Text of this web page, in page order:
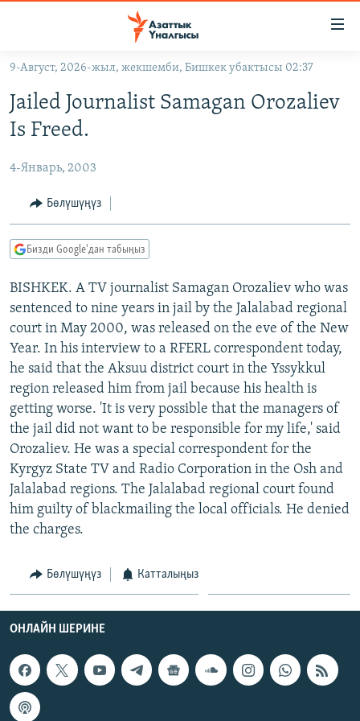
Навигацияга
өтүңүз
Издөөгө
салыңыз
КЫРГЫЗСТАН
САЯСАТ
ЭКОНОМИКА
ДҮЙНӨ
БОРБОР АЗИЯ
УКРАИНА
АТАЙЫН ИЛИКТӨӨ
БҮГҮН АЗАТТЫКТА
ЭКСПЕРТТЕР ТАЛДАЙТ
ДАНИСТЕ
ЭЖЕ-СИҢДИЛЕР
АЗАТТЫК+
ЫҢГАЙСЫЗ СУРООЛОР
ПОДКАСТ
ӨЗГӨЧӨ ПИКИР
Русский
ОНЛАЙН ШЕРИНЕ
ЭЕ/АРнун бардык сайттары
9-Август, 2026-жыл, жекшемби, Бишкек убактысы 02:37
Jailed Journalist Samagan Orozaliev
Is Freed.
4-Январь, 2003
Бөлүшүңүз
Бизди Google'дан табыңыз
BISHKEK. A TV journalist Samagan Orozaliev who was
sentenced to nine years in jail by the Jalalabad regional
court in May 2000, was released on the eve of the New
Year. In his interview to a RFERL correspondent today,
he said that the Aksuu district court in the Yssykkul
region released him from jail because his health is
getting worse. 'It is very possible that the managers of
the jail did not want to be responsible for my life,' said
Orozaliev. He was a special correspondent for the
Kyrgyz State TV and Radio Corporation in the Osh and
Jalalabad regions. The Jalalabad regional court found
him guilty of blackmailing the local officials. He denied
the charges.
Бөлүшүңүз Катталыңыз
ОНЛАЙН ШЕРИНЕ